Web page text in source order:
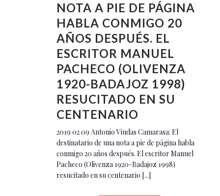
NOTA A PIE DE PÁGINA
HABLA CONMIGO 20
AÑOS DESPUÉS. EL
ESCRITOR MANUEL
PACHECO (OLIVENZA
1920-BADAJOZ 1998)
RESUCITADO EN SU
CENTENARIO
2019 02 09 Antonio Viudas Camarasa: El
destinatario de una nota a pie de página habla
conmigo 20 años después. El escritor Manuel
Pacheco (Olivenza 1920-Badajoz 1998)
resucitado en su centenario [...]